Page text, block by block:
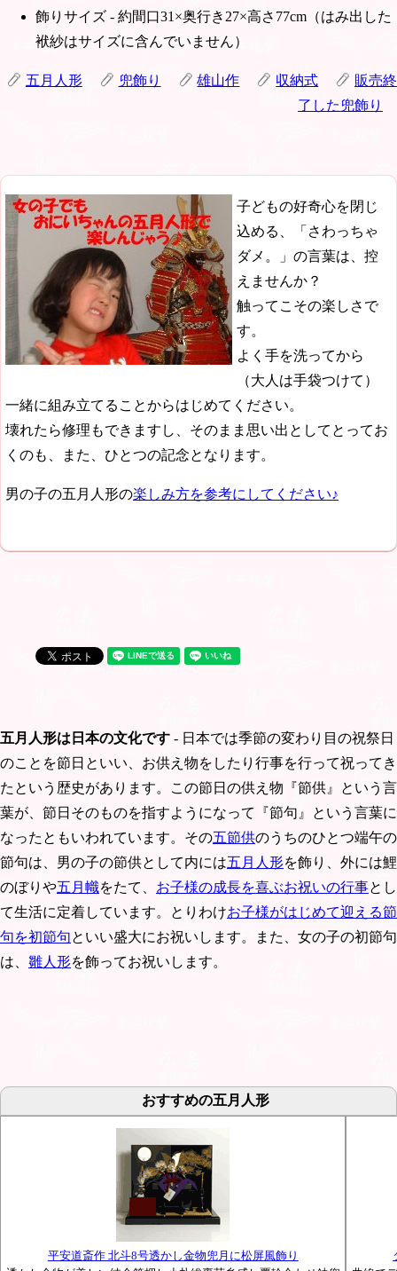
飾りサイズ - 約間口31×奥行き27×高さ77cm（はみ出した
袱紗はサイズに含んでいません）
五月人形 兜飾り 雄山作 収納式
販売終
了した兜飾り
子どもの好奇心を閉じ
込める、「さわっちゃ
ダメ。」の言葉は、控
えませんか？
触ってこその楽しさで
す。
よく手を洗ってから
（大人は手袋つけて）
一緒に組み立てることからはじめてください。
壊れたら修理もできますし、そのまま思い出としてとってお
くのも、また、ひとつの記念となります。
男の子の五月人形の楽しみ方を参考にしてください♪
五月人形は日本の文化です - 日本では季節の変わり目の祝祭日
のことを節日といい、お供え物をしたり行事を行って祝ってき
たという歴史があります。この節日の供え物『節供』という言
葉が、節日そのものを指すようになって『節句』という言葉に
なったともいわれています。その五節供のうちのひとつ端午の
節句は、男の子の節供として内には五月人形を飾り、外には鯉
のぼりや五月幟をたて、 お子様の成長を喜ぶお祝いの行事とし
て生活に定着しています。とりわけお子様がはじめて迎える節
句を初節句といい盛大にお祝いします。また、女の子の初節句
は、 雛人形を飾ってお祝いします。
おすすめの五月人形
平安道斎作 北斗8号透かし金物兜月に松屏風飾り